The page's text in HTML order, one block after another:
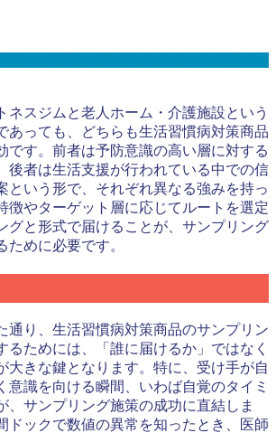
設サンプリングとは？メリット３選と事
ネスジムと老人ホーム・介護施設という
あっても、どちらも生活習慣病対策商品
です。前者は予防意識の高い層に対する
後者は生活支援が行われている中での信
という形で、それぞれ異なる強みを持っ
徴やターゲット層に応じてルートを選定
グと形式で届けることが、サンプリング
ために必要です。
通り、生活習慣病対策商品のサンプリン
るためには、「誰に届けるか」ではなく
大きな鍵となります。特に、受け手が自
意識を向ける瞬間、いわば自覚のタイミ
、サンプリング施策の成功に直結しま
ドックで数値の異常を知ったとき、医師